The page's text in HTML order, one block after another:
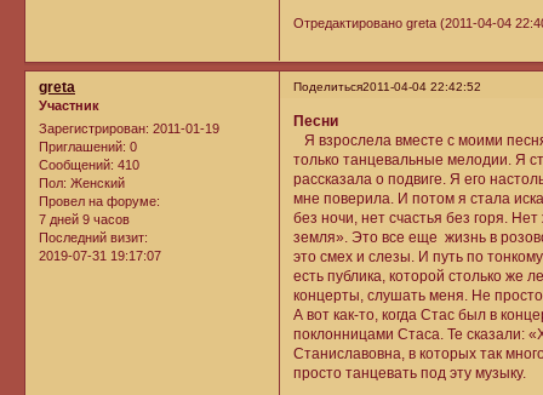
Отредактировано greta (2011-04-04
Поделиться2011-04-04 22:42:52
greta
Участник
Зарегистрирован: 2011-01-19
Приглашений: 0
Сообщений: 410
Пол: Женский
Провел на форуме:
7 дней 9 часов
Последний визит:
2019-07-31 19:17:07
Песни
Я взрослела вместе с моими
только танцевальные мелодии. Я
рассказала о подвиге. Я его
мне поверила. И потом я стала
без ночи, нет счастья без горя.
земля». Это все еще жизнь в
это смех и слезы. И путь по
есть публика, которой столько же
концерты, слушать меня. Не
А вот как-то, когда Стас был в
поклонницами Стаса. Те сказали:
Станиславовна, в которых так
просто танцевать под эту музыку.